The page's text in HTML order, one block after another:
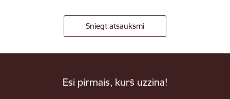
Sniegt atsauksmi
Esi pirmais, kurš uzzina!